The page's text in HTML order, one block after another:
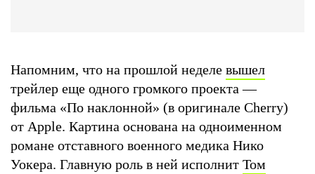
Напомним, что на прошлой неделе вышел
трейлер еще одного громкого проекта —
фильма «По наклонной» (в оригинале Cherry)
от Apple. Картина основана на одноименном
романе отставного военного медика Нико
Уокера. Главную роль в ней исполнит Том